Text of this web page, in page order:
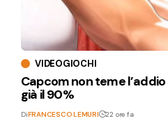
VIDEOGIOCHI
Capcom non teme
già il 90%
DiFRANCESCO LEMURI 22 ore fa